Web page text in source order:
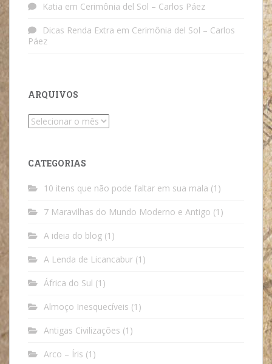
Katia em Cerimônia del Sol – Carlos Páez
Dicas Renda Extra em Cerimônia del Sol – Carlos
Páez
ARQUIVOS
Arquivos
CATEGORIAS
10 itens que não pode faltar em sua mala (1)
7 Maravilhas do Mundo Moderno e Antigo (1)
A ideia do blog (1)
A Lenda de Licancabur (1)
África do Sul (1)
Almoço Inesquecíveis (1)
Antigas Civilizações (1)
Arco – Íris (1)